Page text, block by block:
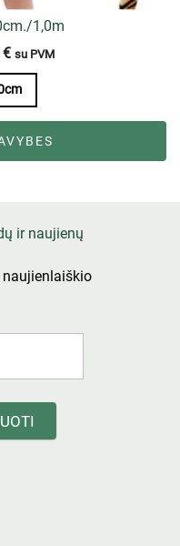
1,0m
€ su PVM
ir naujienų